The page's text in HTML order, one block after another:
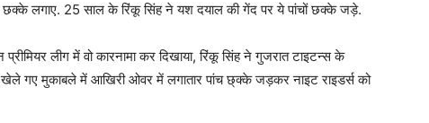
छक्के लगाए. 25 साल के रिंकू सिंह ने यश दयाल की गेंद पर ये पांचों छक्के जड़े.
लीग में वो कारनामा कर दिखाया, रिंकू सिंह ने गुजरात टाइटन्स के
गए मुकाबले में आखिरी ओवर में लगातार पांच छ्क्के जड़कर नाइट राइडर्स को